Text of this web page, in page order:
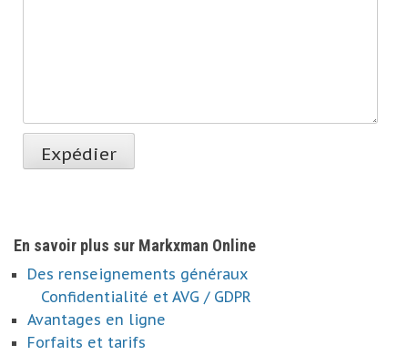
En savoir plus sur Markxman Online
Des renseignements généraux
Confidentialité et AVG / GDPR
Avantages en ligne
Forfaits et tarifs